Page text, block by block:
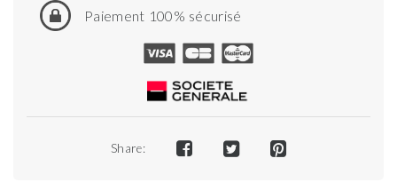
Paiement 100% sécurisé
Share: